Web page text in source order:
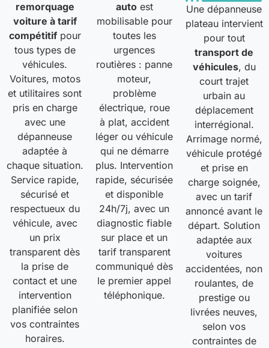
remorquage
voiture à tarif
compétitifpour
tous types de
véhicules.
Voitures, motos
et utilitaires sont
pris en charge
avec une
dépanneuse
adaptée à
chaque situation.
Service rapide,
sécurisé et
respectueux du
véhicule, avec
un prix
transparent dès
la prise de
contact et une
intervention
planifiée selon
vos contraintes
horaires.
autoest
mobilisable pour
toutes les
urgences
routières : panne
moteur,
problème
électrique, roue
à plat, accident
léger ou véhicule
qui ne démarre
plus. Intervention
rapide, sécurisée
et disponible
24h/7j, avec un
diagnostic fiable
sur place et un
tarif transparent
communiqué dès
le premier appel
téléphonique.
Une dépanneuse
plateau intervient
pour tout
transport de
véhicules, du
court trajet
urbain au
déplacement
interrégional.
Arrimage normé,
véhicule protégé
et prise en
charge soignée,
avec un tarif
annoncé avant le
départ. Solution
adaptée aux
voitures
accidentées, non
roulantes, de
prestige ou
livrées neuves,
selon vos
contraintes de